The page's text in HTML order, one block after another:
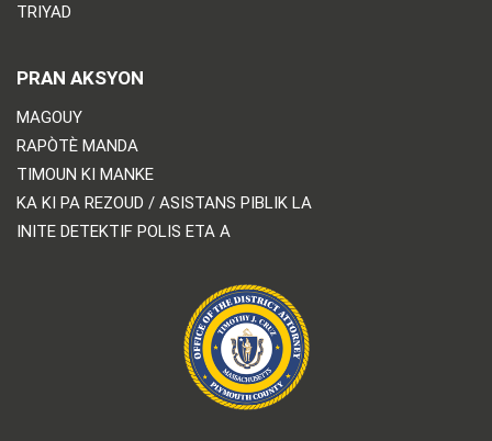
TRIYAD
PRAN AKSYON
MAGOUY
RAPÒTÈ MANDA
TIMOUN KI MANKE
KA KI PA REZOUD / ASISTANS PIBLIK LA
INITE DETEKTIF POLIS ETA A